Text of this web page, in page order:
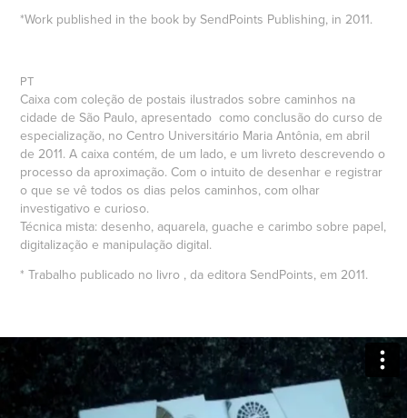
*Work published in the book by SendPoints Publishing, in 2011.
PT
Caixa com coleção de postais ilustrados sobre caminhos na
cidade de São Paulo, apresentado como conclusão do curso de
especialização, no Centro Universitário Maria Antônia, em abril
de 2011. A caixa contém, de um lado, e um livreto descrevendo o
processo da aproximação. Com o intuito de desenhar e registrar
o que se vê todos os dias pelos caminhos, com olhar
investigativo e curioso.
Técnica mista: desenho, aquarela, guache e carimbo sobre papel,
digitalização e manipulação digital.
* Trabalho publicado no livro , da editora SendPoints, em 2011.